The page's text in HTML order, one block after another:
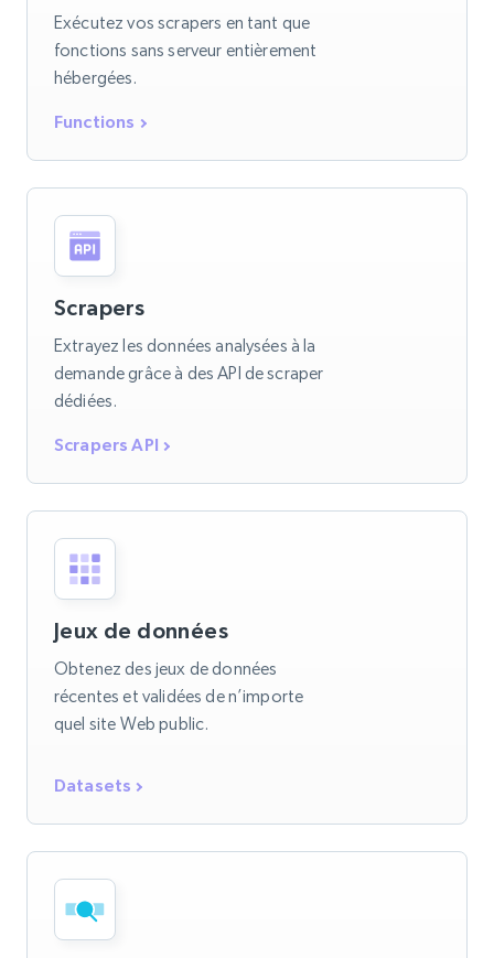
Exécutez vos scrapers en tant que
fonctions sans serveur entièrement
hébergées.
Functions
Scrapers
Extrayez les données analysées à la
demande grâce à des API de scraper
dédiées.
Scrapers API
Jeux de données
Obtenez des jeux de données
récentes et validées de n’importe
quel site Web public.
Datasets